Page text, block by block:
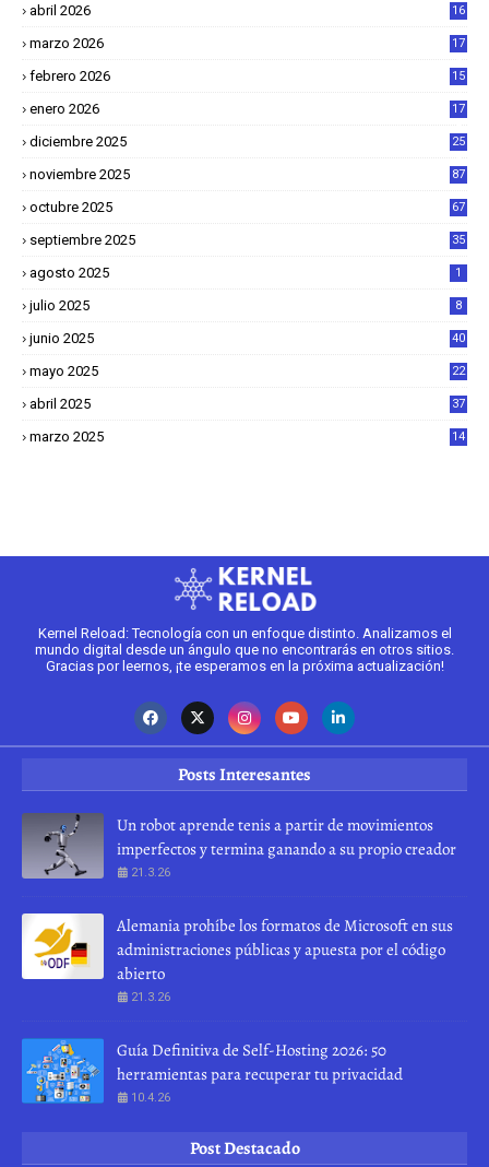
abril 2026
16
marzo 2026
17
febrero 2026
15
enero 2026
17
diciembre 2025
25
noviembre 2025 87
octubre 2025 67
septiembre 2025 35
agosto 2025 1
julio 2025 8
junio 2025 40
mayo 2025
22
abril 2025
37
marzo 2025
14
Kernel Reload: Tecnología con un enfoque distinto. Analizamos el
mundo digital desde un ángulo que no encontrarás en otros sitios.
Gracias por leernos, ¡te esperamos en la próxima actualización!
Posts Interesantes
Un robot aprende tenis a partir de movimientos
imperfectos y termina ganando a su propio creador
21.3.26
Alemania prohíbe los formatos de Microsoft en sus
administraciones públicas y apuesta por el código
abierto
21.3.26
Guía Definitiva de Self-Hosting 2026: 50
herramientas para recuperar tu privacidad
10.4.26
Post Destacado